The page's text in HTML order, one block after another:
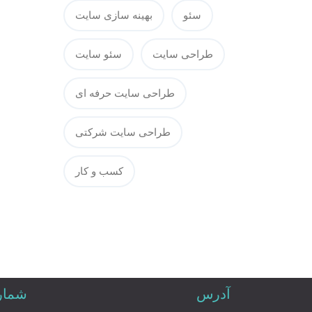
بهینه سازی سایت سئو
سئو سایت طراحی سایت
طراحی سایت حرفه ای
طراحی سایت شرکتی
کسب و کار
آدرس